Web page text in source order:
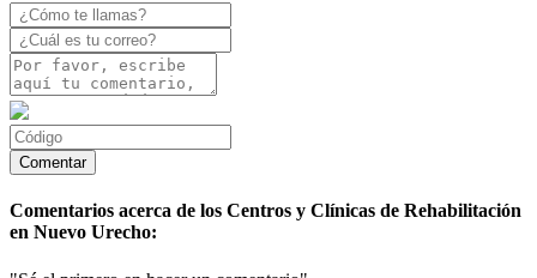
Comentarios acerca de los Centros y Clínicas de Rehabilitación
en Nuevo Urecho: